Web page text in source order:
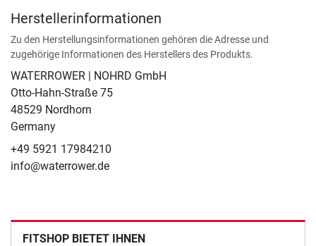
Herstellerinformationen
Zu den Herstellungsinformationen gehören die Adresse und
zugehörige Informationen des Herstellers des Produkts.
WATERROWER | NOHRD GmbH
Otto-Hahn-Straße 75
48529 Nordhorn
Germany
+49 5921 17984210
info@waterrower.de
FITSHOP BIETET IHNEN